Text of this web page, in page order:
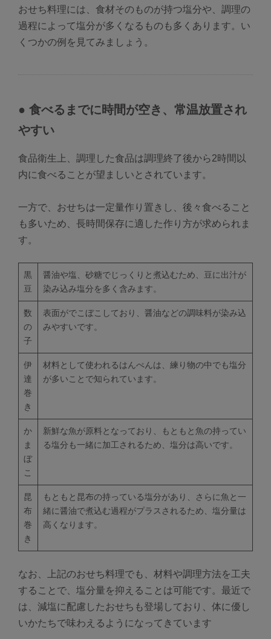
おせち料理には、食材そのものが持つ塩分や、調理の
過程によって塩分が多くなるものも多くあります。い
くつかの例を見てみましょう。
● 食べるまでに時間が空き、常温放置され
やすい
食品衛生上、調理した食品は調理終了後から2時間以
内に食べることが望ましいとされています。
一方で、おせちは一定量作り置きし、後々食べること
も多いため、長時間保存に適した作り方が求められま
す。
黒
豆
醤油や塩、砂糖でじっくりと煮込むため、豆に出汁が
染み込み塩分を多く含みます。
数
の
子
表面がでこぼこしており、醤油などの調味料が染み込
みやすいです。
伊
達
巻
き
材料として使われるはんぺんは、練り物の中でも塩分
が多いことで知られています。
か
ま
ぼ
こ
新鮮な魚が原料となっており、もともと魚の持ってい
る塩分も一緒に加工されるため、塩分は高いです。
昆
布
巻
き
もともと昆布の持っている塩分があり、さらに魚と一
緒に醤油で煮込む過程がプラスされるため、塩分量は
高くなります。
なお、上記のおせち料理でも、材料や調理方法を工夫
することで、塩分量を抑えることは可能です。最近で
は、減塩に配慮したおせちも登場しており、体に優し
いかたちで味わえるようになってきています